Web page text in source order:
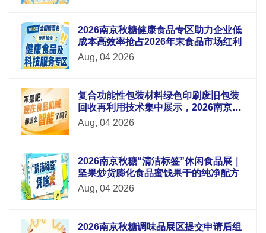
2026南京秋糖健康食品专区助力企业低
成本高效率抢占2026年末食品市场红利
Aug, 04 2026
复合功能性包装材料绿色印刷废旧包装
回收再利用技术集中展示，2026南京秋
糖9号馆循环经济
Aug, 04 2026
2026南京秋糖“清洁标签”休闲食品展｜
坚果炒货膨化食品蜜饯果干的纯净配方
Aug, 04 2026
2026南京秋糖调味品展区提交申请后组